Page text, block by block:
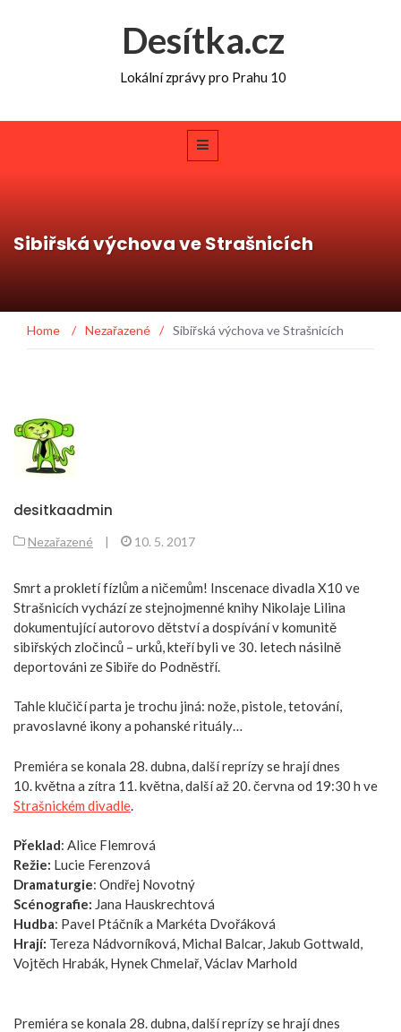
Desítka.cz
Lokální zprávy pro Prahu 10
Sibiřská výchova ve Strašnicích
Home / Nezařazené / Sibiřská výchova ve Strašnicích
desitkaadmin
Nezařazené | 10. 5. 2017
Smrt a prokletí fízlům a ničemům! Inscenace divadla X10 ve
Strašnicích vychází ze stejnojmenné knihy Nikolaje Lilina
dokumentující autorovo dětství a dospívání v komunitě
sibiřských zločinců – urků, kteří byli ve 30. letech násilně
deportováni ze Sibiře do Podněstří.
Tahle klučičí parta je trochu jiná: nože, pistole, tetování,
pravoslavné ikony a pohanské rituály…
Premiéra se konala 28. dubna, další reprízy se hrají dnes
10. května a zítra 11. května, další až 20. června od 19:30 h ve
Strašnickém divadle
Překlad: Alice Flemrová
Režie: Lucie Ferenzová
Dramaturgie: Ondřej Novotný
Scénografie: Jana Hauskrechtová
Hudba: Pavel Ptáčník a Markéta Dvořáková
Hrají: Tereza Nádvorníková, Michal Balcar, Jakub Gottwald,
Vojtěch Hrabák, Hynek Chmelař, Václav Marhold
Premiéra se konala 28. dubna, další reprízy se hrají dnes